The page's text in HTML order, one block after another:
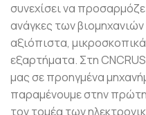
συνεχίσει να
ανάγκες των
αξιόπιστα,
εξαρτήματα. Στη
μας σε προηγμένα
παραμένουμε στην
τον τομέα των